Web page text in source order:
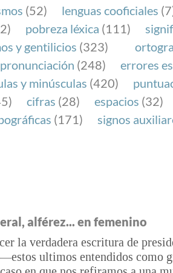
(52) lenguas cooficiales
pobreza léxica (111)
y gentilicios (323)
(248)
errores
y minúsculas (420)
cifras (28) espacios (32)
(171)
signos
alférez... en femenino
la verdadera escritura de
ultimos entendidos como